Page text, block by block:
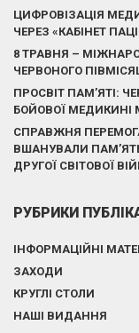
ЦИФРОВІЗАЦІЯ
ЧЕРЕЗ «КАБІНЕТ
8 ТРАВНЯ –
ЧЕРВОНОГО
ПРОСВІТ ПАМ’ЯТІ:
БОЙОВОЇ
СПРАВЖНЯ
ВШАНУВАЛИ
ДРУГОЇ СВІТОВОЇ
РУБРИКИ
ІНФОРМАЦІЙНІ
ЗАХОДИ
КРУГЛІ СТОЛИ
НАШІ ВИДАННЯ